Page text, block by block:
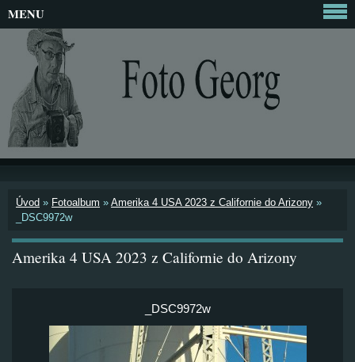
Úvod » Fotoalbum » Amerika 4 USA 2023 z Californie do Arizony »
_DSC9972w
Amerika 4 USA 2023 z Californie do Arizony
_DSC9972w
MENU